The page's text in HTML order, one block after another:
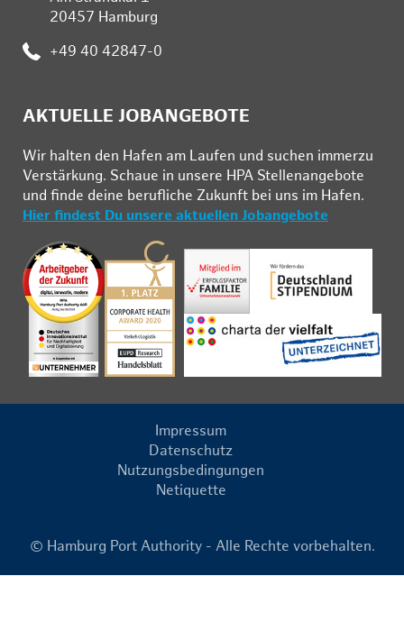
20457 Hamburg
Telefon:
+49 40 42847-0
AKTUELLE JOBANGEBOTE
Wir hal­ten den Ha­fen am Lau­fen und su­chen im­mer­zu
Ver­stär­kung. Schau­e in un­se­re HPA Stel­len­an­ge­bo­te
und fin­de deine be­ruf­li­che Zu­kunft bei uns im Ha­fen.
Hier findest Du unsere aktuellen Jobangebote
Impressum
Datenschutz
Nutzungsbedingungen
Netiquette
© Hamburg Port Authority - Alle Rechte vorbehalten.